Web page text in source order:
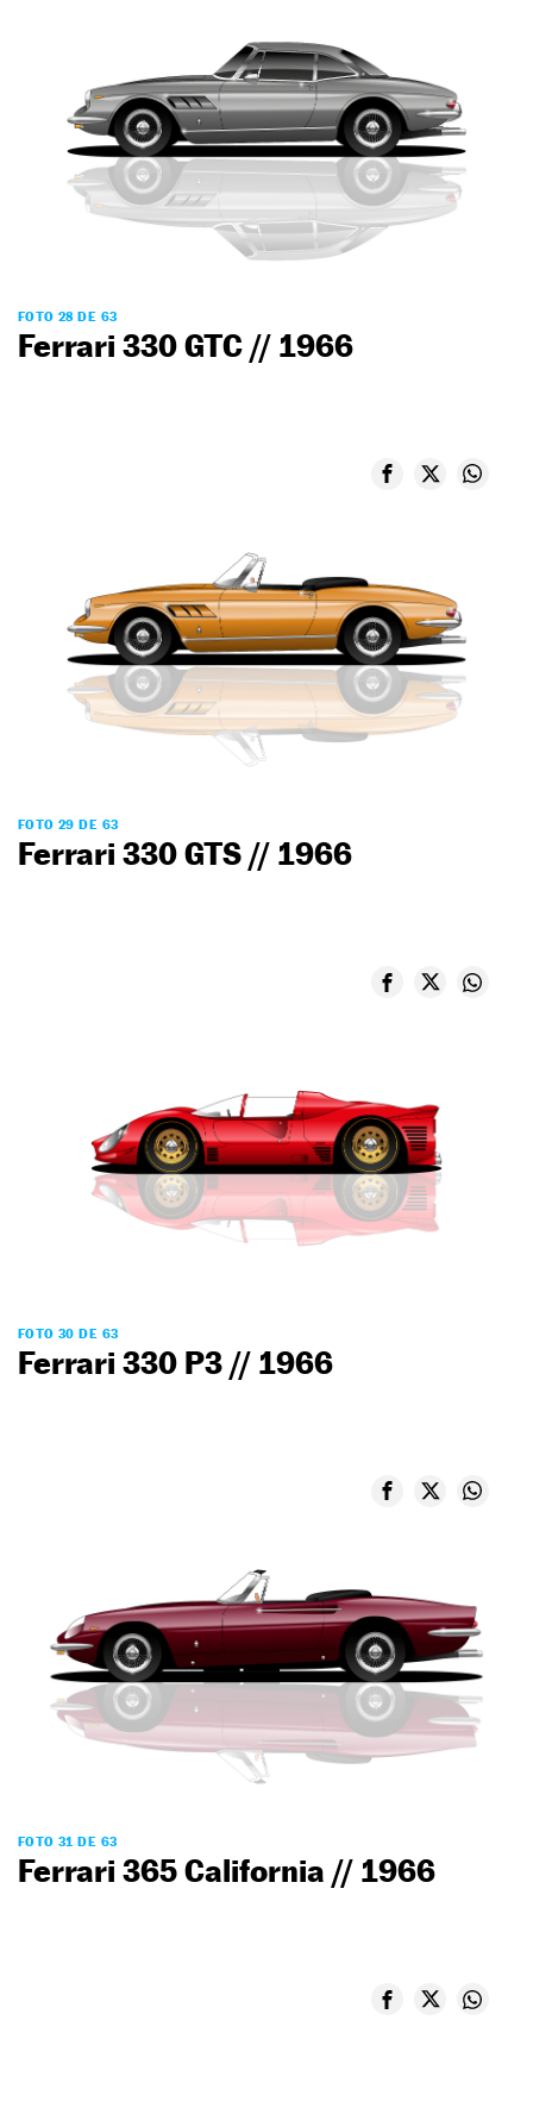
FOTO 28 DE 63
Ferrari 330 GTC // 1966
FOTO 29 DE 63
Ferrari 330 GTS // 1966
FOTO 30 DE 63
Ferrari 330 P3 // 1966
FOTO 31 DE 63
Ferrari 365 California // 1966